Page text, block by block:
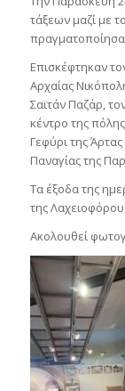
τάξεων μαζί με
Επισκέφτηκαν
Αρχαίας
Σαϊτάν Παζάρ,
κέντρο της
Γεφύρι της
Παναγίας της
Τα έξοδα της
της
Ακολουθεί